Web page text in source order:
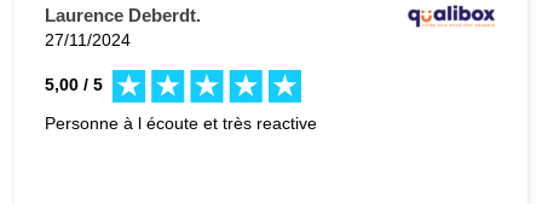
Laurence Deberdt.
27/11/2024
5,00 / 5
Personne à l écoute et très reactive